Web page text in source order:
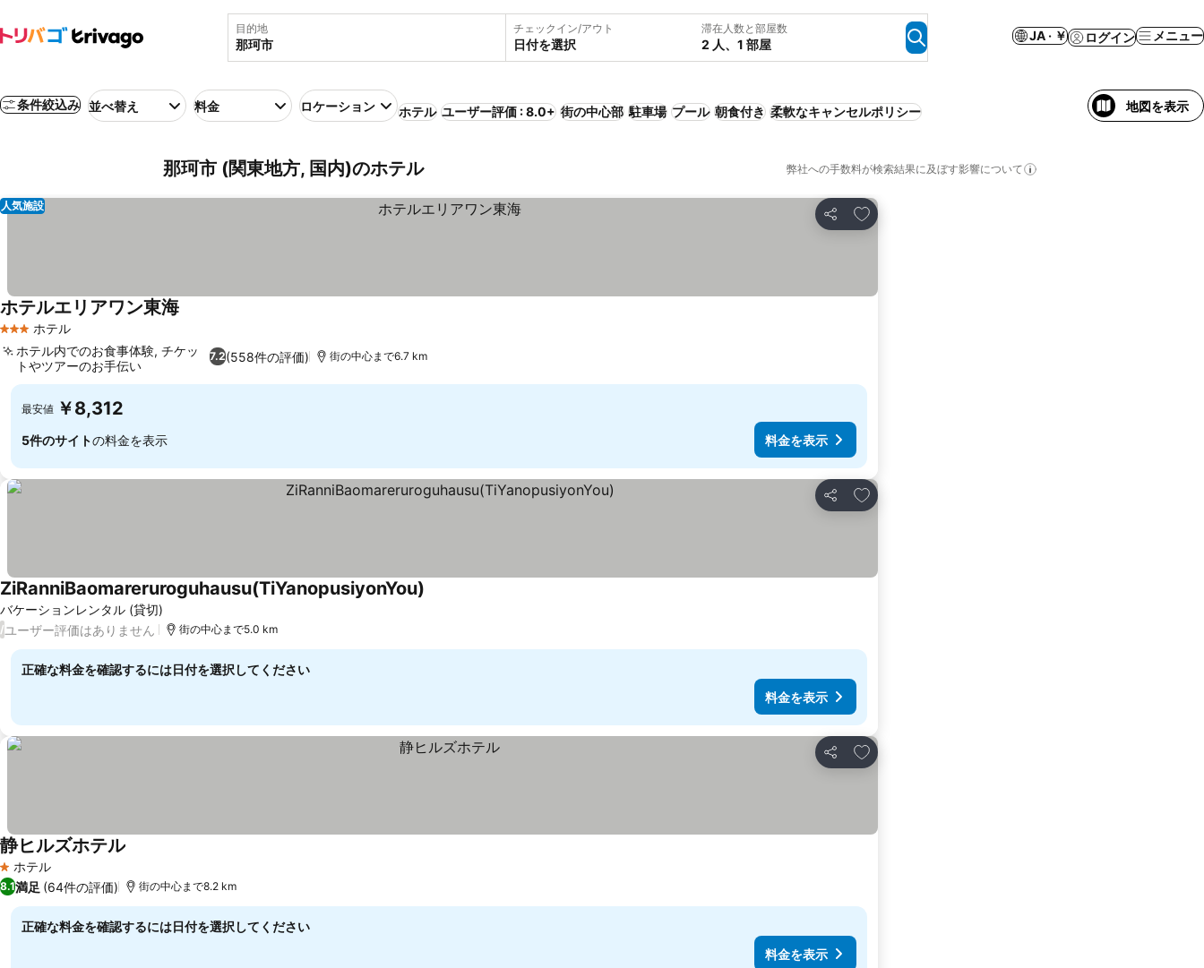
目的地 チェックイン/アウト
日付を選択
滞在人数と部屋数
2 人、1 部屋
JA · ￥ ログイン メニュー
条件絞込み 並べ替え 料金 ロケーション ホテル ユーザー評価 : 8.0+ 街の中心部 駐車場 プール 朝食付き 柔軟なキャンセルポリシー 地図を表示
那珂市 (関東地方, 国内)のホテル 弊社への手数料が検索結果に及ぼす影響について
シェア
お気に入りに追加
人気施設
3 ホテルのランク
ホテル
ホテルエリアワン東海
7.2(558件の評価)
ホテル内でのお食事体験, チケッ
トやツアーのお手伝い
街の中心まで6.7 km
最安値 ￥8,312
5件のサイトの料金を表示 料金を表示
シェア
お気に入りに追加
バケーションレンタル (貸切)
ZiRanniBaomareruroguhausu(TiYanopusiyonYou)
/ユーザー評価はありません 街の中心まで5.0 km
正確な料金を確認するには日付を選択してください
料金を表示
シェア
お気に入りに追加
1 ホテルのランク
ホテル
静ヒルズホテル
8.1満足 (64件の評価) 街の中心まで8.2 km
正確な料金を確認するには日付を選択してください
料金を表示